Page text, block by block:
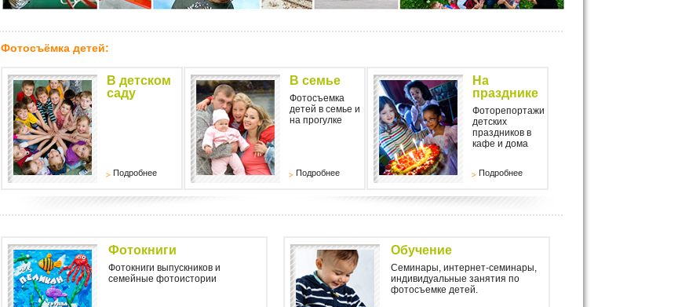
Фотосъёмка детей:
В детском
саду
Подробнее
В семье
Фотосъемка
детей в семье и
на прогулке
Подробнее
На
празднике
Фоторепортажи
детских
праздников в
кафе и дома
Подробнее
Фотокниги
Фотокниги выпускников и
семейные фотоистории
Обучение
Семинары, интернет-семинары,
индивидуальные занятия по
фотосъемке детей.